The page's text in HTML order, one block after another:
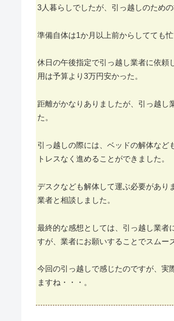
3人暮らしでしたが、引っ越しのため
準備自体は1か月以上前からしてても忙
休日の午後指定で引っ越し業者に依頼
用は予算より3万円安かった。
距離がかなりありましたが、引っ越し
た。
引っ越しの際には、ベッドの解体など
トレスなく進めることができました。
デスクなども解体して運ぶ必要があり
業者と相談しました。
最終的な感想としては、引っ越し業者
すが、業者にお願いすることでスムー
今回の引っ越しで感じたのですが、実
ますね・・・。